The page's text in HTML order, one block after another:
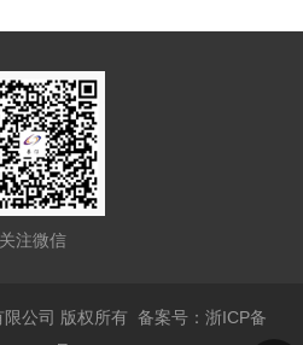
关注微信
限公司 版权所有备案号：浙ICP备